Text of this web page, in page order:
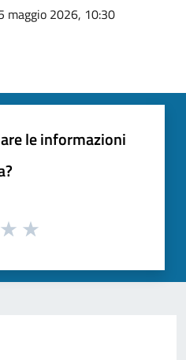
maggio 2026, 10:30
le informazioni